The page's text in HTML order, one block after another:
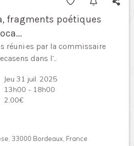
fragments poétiques
réuni·es par la commissaire
dans l’...
Jeu 31 juil. 2025
13h00 - 18h00
2,00€
33000 Bordeaux, France